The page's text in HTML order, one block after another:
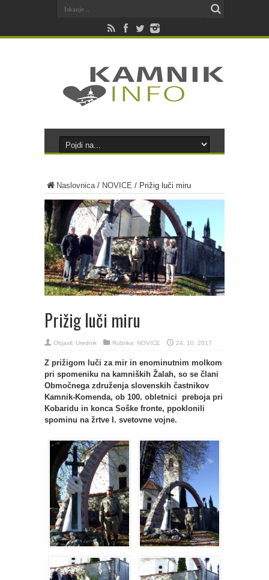
Naslovnica/ NOVICE / Prižig luči miru
Prižig luči miru
Objavil: Urednik Rubrika: NOVICE 24. 10. 2017
Z prižigom luči za mir in enominutnim molkom
pri spomeniku na kamniških Žalah, so se člani
Območnega združenja slovenskih častnikov
Kamnik-Komenda, ob 100. obletnici preboja pri
Kobaridu in konca Soške fronte, ppoklonili
spominu na žrtve I. svetovne vojne.